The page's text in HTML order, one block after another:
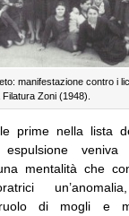
manifestazione contro i
Filatura Zoni (1948).
prime nella lista
veniva
mentalità che
un’anomalia,
di mogli e